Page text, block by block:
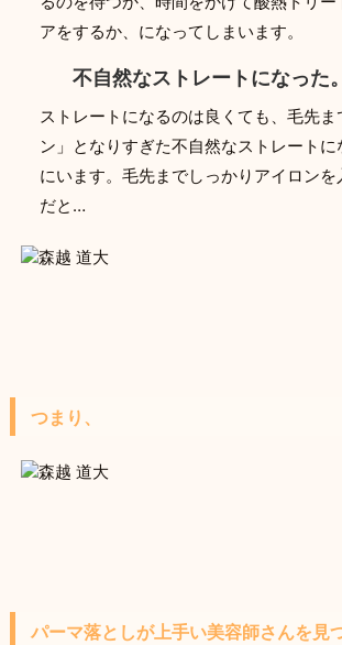
アをするか、になってしまいます。
不自然なストレートになった。
ストレートになるのは良くても、毛先ま
ン」となりすぎた不自然なストレートに
にいます。毛先までしっかりアイロン
だと…
つまり、
パーマ落としが上手い美容師さんを見